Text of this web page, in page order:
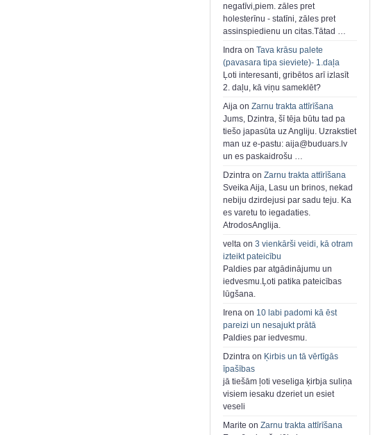
negatīvi,piem. zāles pret
holesterīnu - statīni, zāles pret
assinspiedienu un citas.Tātad …
Indra on Tava krāsu palete
(pavasara tipa sieviete)- 1.daļa
Ļoti interesanti, gribētos arī izlasīt
2. daļu, kā viņu sameklēt?
Aija on Zarnu trakta attīrīšana
Jums, Dzintra, šī tēja būtu tad pa
tiešo japasūta uz Angliju. Uzrakstiet
man uz e-pastu: aija@buduars.lv
un es paskaidrošu …
Dzintra on Zarnu trakta attīrīšana
Sveika Aija, Lasu un brinos, nekad
nebiju dzirdejusi par sadu teju. Ka
es varetu to iegadaties.
AtrodosAnglija.
velta on 3 vienkārši veidi, kā otram
izteikt pateicību
Paldies par atgādinājumu un
iedvesmu.Ļoti patika pateicības
lūgšana.
Irena on 10 labi padomi kā ēst
pareizi un nesajukt prātā
Paldies par iedvesmu.
Dzintra on Ķirbis un tā vērtīgās
īpašības
jā tiešām ļoti veseliga ķirbja suliņa
visiem iesaku dzeriet un esiet
veseli
Marite on Zarnu trakta attīrīšana